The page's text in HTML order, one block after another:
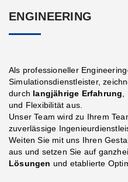
ENGINEERING
Als professioneller
Simulationsdienstleister,
durch langjährige Erfahrung
und Flexibilität aus.
Unser Team wird zu Ihrem
zuverlässige
Weiten Sie mit uns Ihren
aus und setzen Sie auf
Lösungen und etablierte